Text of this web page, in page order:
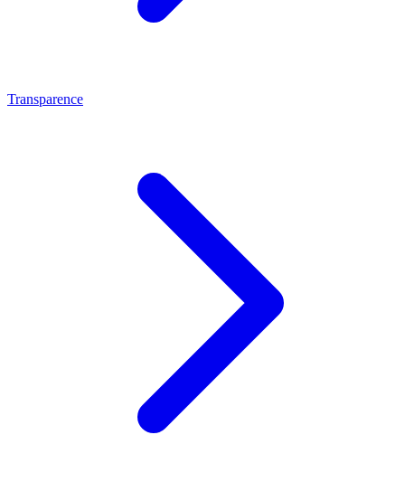
Transparence